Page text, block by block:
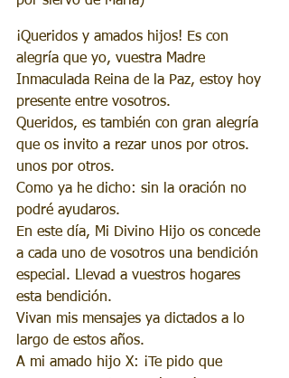
¡Queridos y amados hijos! Es con
alegría que yo, vuestra Madre
Inmaculada Reina de la Paz, estoy hoy
presente entre vosotros.
Queridos, es también con gran alegría
que os invito a rezar unos por otros.
unos por otros.
Como ya he dicho: sin la oración no
podré ayudaros.
En este día, Mi Divino Hijo os concede
a cada uno de vosotros una bendición
especial. Llevad a vuestros hogares
esta bendición.
Vivan mis mensajes ya dictados a lo
largo de estos años.
A mi amado hijo X: ¡Te pido que